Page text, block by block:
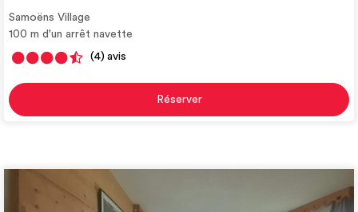
Samoëns Village
100 m d'un arrêt navette
avis
(4)
Réserver